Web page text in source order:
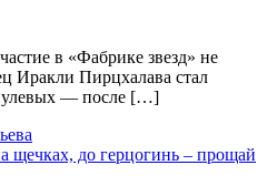
в «Фабрике звезд» не
Иракли Пирцхалава стал
— после […]
щечках, до герцогинь – прощай